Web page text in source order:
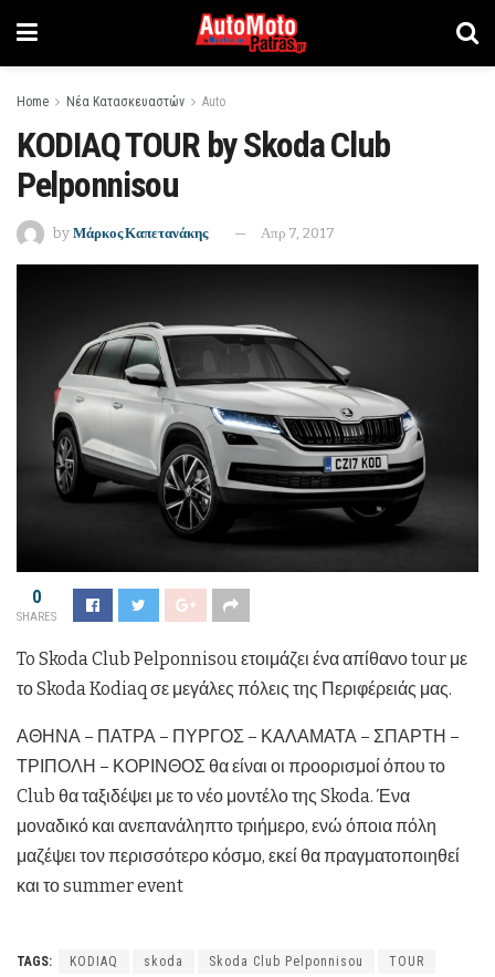
Home Νέα Κατασκευαστών Auto
KODIAQ TOUR by Skoda Club
Pelponnisou
by Μάρκος Καπετανάκης Απρ 7, 2017
0
SHARES
To Skoda Club Pelponnisou ετοιμάζει ένα απίθανο tour με
το Skoda Kodiaq σε μεγάλες πόλεις της Περιφέρειάς μας.
ΑΘΗΝΑ – ΠΑΤΡΑ – ΠΥΡΓΟΣ – ΚΑΛΑΜΑΤΑ – ΣΠΑΡΤΗ –
ΤΡΙΠΟΛΗ – ΚΟΡΙΝΘΟΣ θα είναι οι προορισμοί όπου το
Club θα ταξιδέψει με το νέο μοντέλο της Skoda. Ένα
μοναδικό και ανεπανάληπτο τριήμερο, ενώ όποια πόλη
μαζέψει τον περισσότερο κόσμο, εκεί θα πραγματοποιηθεί
και το summer event
TAGS: KODIAQ skoda Skoda Club Pelponnisou TOUR